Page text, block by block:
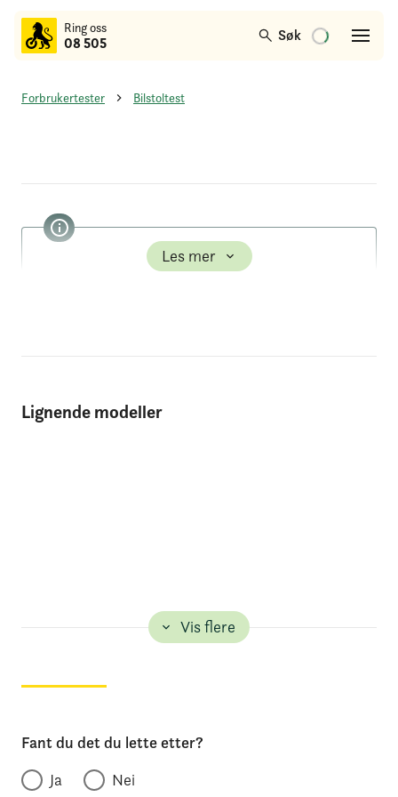
Ring oss
08 505 Søk
hovedinnhold
Les mer
Lignende modeller
Vis flere
Fant du det du lette etter?
Ja
Nei
Forbrukertester Bilstoltest